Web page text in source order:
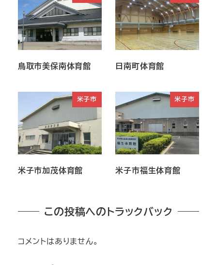
鳥取市美保南体育館 日南町体育館
米子市
米子市加茂体育館
米子市
米子市福生体育館
この投稿へのトラックバック
コメントはありません。